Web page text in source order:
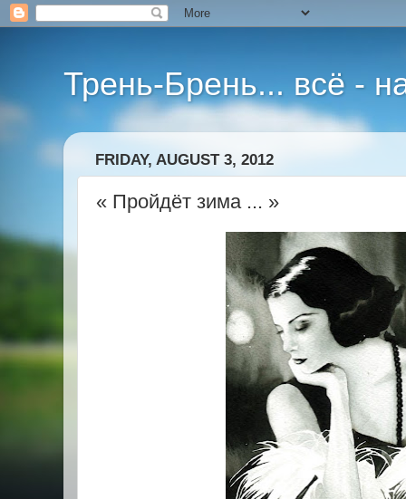
Трень-Брень... всё -
FRIDAY, AUGUST 3, 2012
« Пройдёт зима ... »